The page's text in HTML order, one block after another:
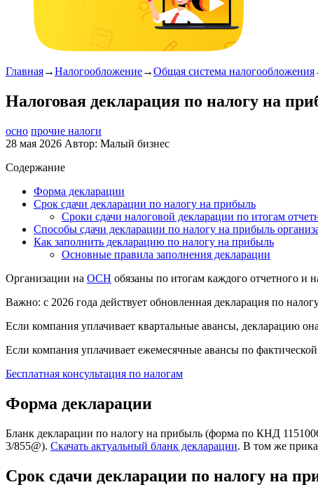
Главная→Налогообложение→Общая система налогообложения
Налоговая декларация по налогу на
осно прочие налоги
28 мая 2026 Автор: Малый бизнес
Содержание
Форма декларации
Срок сдачи декларации по налогу на прибыль
Сроки сдачи налоговой декларации по итогам
Способы сдачи декларации по налогу на прибыль
Как заполнить декларацию по налогу на прибыль
Основные правила заполнения декларации
Организации на ОСН обязаны по итогам каждого отчетного
Важно: с 2026 года действует обновленная декларация по
Если компания уплачивает квартальные авансы, декларацию
Если компания уплачивает ежемесячные авансы по
Бесплатная консультация по налогам
Форма декларации
Бланк декларации по налогу на прибыль (форма по КНД
3/855@). Скачать актуальный бланк декларации. В том же
Срок сдачи декларации по налогу на